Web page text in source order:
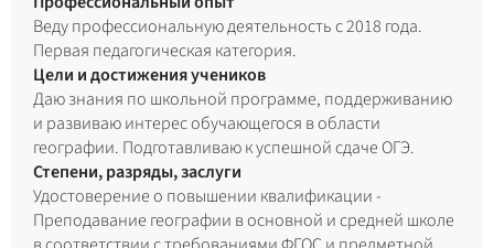
Веду профессиональную деятельность с 2018 года.
Первая педагогическая категория.
Цели и достижения учеников
Даю знания по школьной программе, поддерживанию
и развиваю интерес обучающегося в области
географии. Подготавливаю к успешной сдаче ОГЭ.
Степени, разряды, заслуги
Удостоверение о повышении квалификации -
Преподавание географии в основной и средней школе